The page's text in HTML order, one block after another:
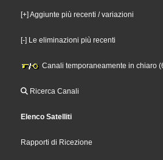
[+] Aggiunte più recenti / variazioni
[-] Le eliminazioni più recenti
Canali temporaneamente in chiaro
Ricerca Canali
Elenco Satelliti
Rapporti di Ricezione